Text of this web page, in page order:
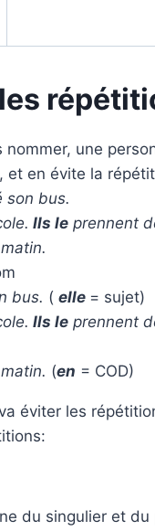
une
et en évite la
son bus.
Ils le prennent
bus. ( elle = sujet)
Ils le prennent
(en = COD)
éviter les
du singulier et du